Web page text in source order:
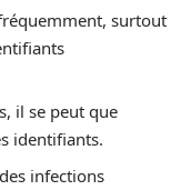
surtout
il se peut que
identifiants.
infections